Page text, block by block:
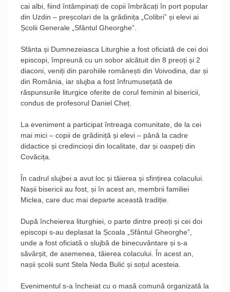
cai albi, fiind întâmpinați de copii îmbrăcați în port popular
din Uzdin – preșcolari de la grădinița „Colibri” și elevi ai
Școlii Generale „Sfântul Gheorghe”.
Sfânta și Dumnezeiasca Liturghie a fost oficiată de cei doi
episcopi, împreună cu un sobor alcătuit din 8 preoți și 2
diaconi, veniți din parohiile românești din Voivodina, dar și
din România, iar slujba a fost înfrumusețată de
răspunsurile liturgice oferite de corul feminin al bisericii,
condus de profesorul Daniel Cheț.
La eveniment a participat întreaga comunitate, de la cei
mai mici – copii de grădiniță și elevi – până la cadre
didactice și credincioși din localitate, dar și oaspeți din
Covăcița.
În cadrul slujbei a avut loc și tăierea și sfințirea colacului.
Nașii bisericii au fost, și în acest an, membrii familiei
Miclea, care duc mai departe această tradiție.
După încheierea liturghiei, o parte dintre preoți și cei doi
episcopi s-au deplasat la Școala „Sfântul Gheorghe”,
unde a fost oficiată o slujbă de binecuvântare și s-a
săvârșit, de asemenea, tăierea colacului. În acest an,
nașii școlii sunt Stela Neda Bulić și soțul acesteia.
Evenimentul s-a încheiat cu o masă comună organizată la